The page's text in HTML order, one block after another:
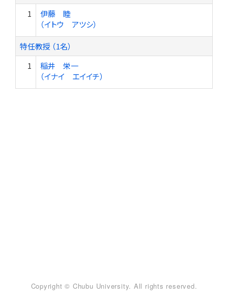
1
伊藤 睦
（イトウ アツシ）
特任教授 （1名）
1
稲井 栄一
（イナイ エイイチ）
Copyright © Chubu University. All rights reserved.